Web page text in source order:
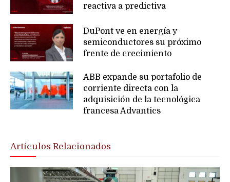
reactiva a predictiva
DuPont ve en energía y
semiconductores su próximo
frente de crecimiento
ABB expande su portafolio de
corriente directa con la
adquisición de la tecnológica
francesa Advantics
Artículos Relacionados